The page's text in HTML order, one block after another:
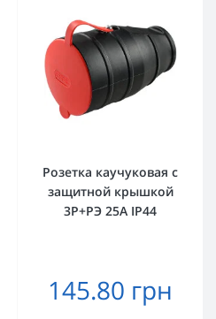
Розетка каучуковая с
защитной крышкой
3Р+РЭ 25А IP44
145.80 грн